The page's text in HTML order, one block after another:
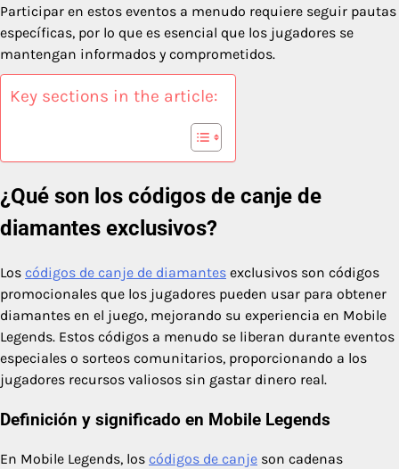
Participar en estos eventos a menudo requiere seguir pautas
específicas, por lo que es esencial que los jugadores se
mantengan informados y comprometidos.
Key sections in the article:
¿Qué son los códigos de canje de
diamantes exclusivos?
Los códigos de canje de diamantes exclusivos son códigos
promocionales que los jugadores pueden usar para obtener
diamantes en el juego, mejorando su experiencia en Mobile
Legends. Estos códigos a menudo se liberan durante eventos
especiales o sorteos comunitarios, proporcionando a los
jugadores recursos valiosos sin gastar dinero real.
Definición y significado en Mobile Legends
En Mobile Legends, los códigos de canje son cadenas